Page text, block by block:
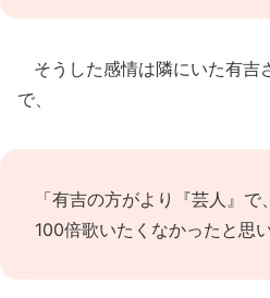
そうした感情は隣にいた有吉
で、
「有吉の方がより『芸人』
100倍歌いたくなかったと思い